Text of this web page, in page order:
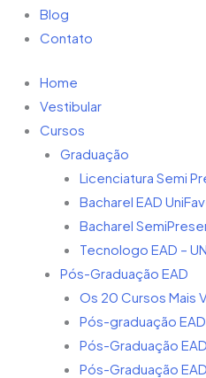
Blog
Contato
Home
Vestibular
Cursos
Graduação
Licenciatura Semi
Bacharel EAD
Bacharel
Tecnologo EAD –
Pós-Graduação EAD
Os 20 Cursos Mais
Pós-graduação
Pós-Graduação
Pós-Graduação